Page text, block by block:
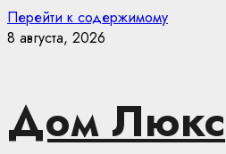
Перейти к содержимому
8 августа, 2026
Дом Люкс